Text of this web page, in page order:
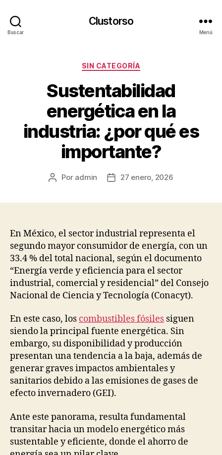
Buscar
Clustorso
Menú
Categorías
SIN CATEGORÍA
Sustentabilidad
energética en la
industria: ¿por qué es
importante?
Autor
Por admin
Fecha27 enero, 2026
En México, el sector industrial representa el
segundo mayor consumidor de energía, con un
33.4 % del total nacional, según el documento
“Energía verde y eficiencia para el sector
industrial, comercial y residencial” del Consejo
Nacional de Ciencia y Tecnología (Conacyt).
En este caso, los combustibles fósiles siguen
siendo la principal fuente energética. Sin
embargo, su disponibilidad y producción
presentan una tendencia a la baja, además de
generar graves impactos ambientales y
sanitarios debido a las emisiones de gases de
efecto invernadero (GEI).
Ante este panorama, resulta fundamental
transitar hacia un modelo energético más
sustentable y eficiente, donde el ahorro de